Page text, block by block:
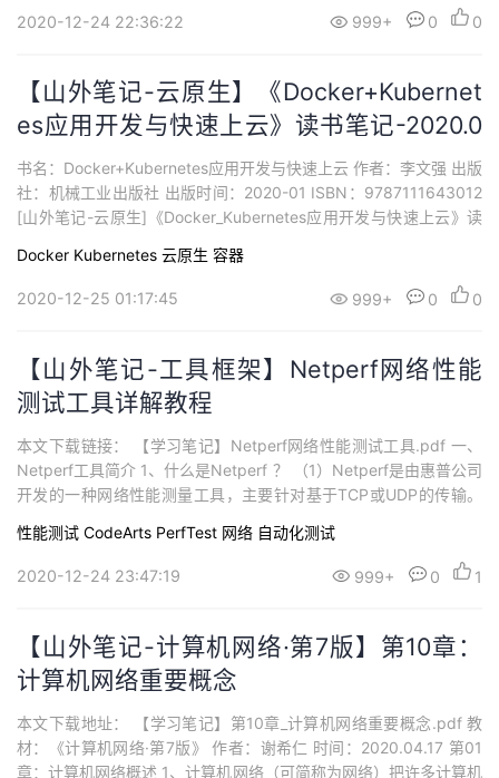
2020-12-24 22:36:22 999+ 0 0
【山外笔记-云原生】《Docker+Kubernet
es应用开发与快速上云》读书笔记-2020.0
4.25（六）
书名：Docker+Kubernetes应用开发与快速上云 作者：李文强 出版
社：机械工业出版社 出版时间：2020-01 ISBN：9787111643012
[山外笔记-云原生]《Docker_Kubernetes应用开发与快速上云》读
案：以Docker为代表的容器技术作为基础保障、以Kube...
Docker Kubernetes 云原生 容器
2020-12-25 01:17:45 999+ 0 0
【山外笔记-工具框架】Netperf网络性能
测试工具详解教程
本文下载链接： 【学习笔记】Netperf网络性能测试工具.pdf 一、
Netperf工具简介 1、什么是Netperf ？ （1）Netperf是由惠普公司
开发的一种网络性能测量工具，主要针对基于TCP或UDP的传输。
试，即批量数据传输（bulk data transfer）模式和请求/应答（requ
est/...
性能测试 CodeArts PerfTest 网络 自动化测试
2020-12-24 23:47:19 999+ 0 1
【山外笔记-计算机网络·第7版】第10章：
计算机网络重要概念
本文下载地址： 【学习笔记】第10章_计算机网络重要概念.pdf 教
材：《计算机网络·第7版》 作者：谢希仁 时间：2020.04.17 第01
章：计算机网络概述 1、计算机网络（可简称为网络）把许多计算机